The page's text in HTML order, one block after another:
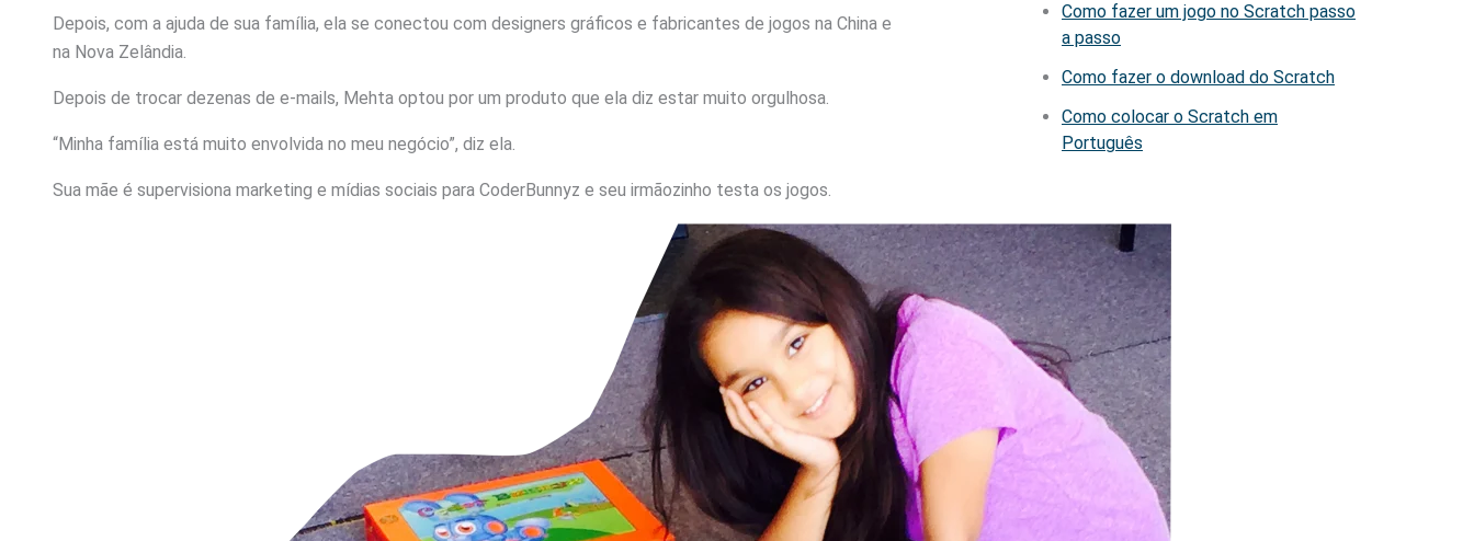
Depois, com a ajuda de sua família, ela se conectou com designers gráficos e fabricantes de jogos na China e
na Nova Zelândia.
Depois de trocar dezenas de e-mails, Mehta optou por um produto que ela diz estar muito orgulhosa.
“Minha família está muito envolvida no meu negócio”, diz ela.
Sua mãe é supervisiona marketing e mídias sociais para CoderBunnyz e seu irmãozinho testa os jogos.
Como fazer um jogo no Scratch passo
a passo
Como fazer o download do Scratch
Como colocar o Scratch em
Português